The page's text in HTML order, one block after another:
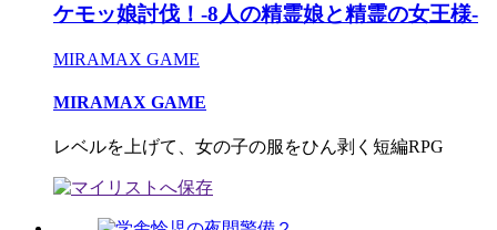
ケモッ娘討伐！-8人の精霊娘と精霊の女王様-
MIRAMAX GAME
MIRAMAX GAME
レベルを上げて、女の子の服をひん剥く短編RPG